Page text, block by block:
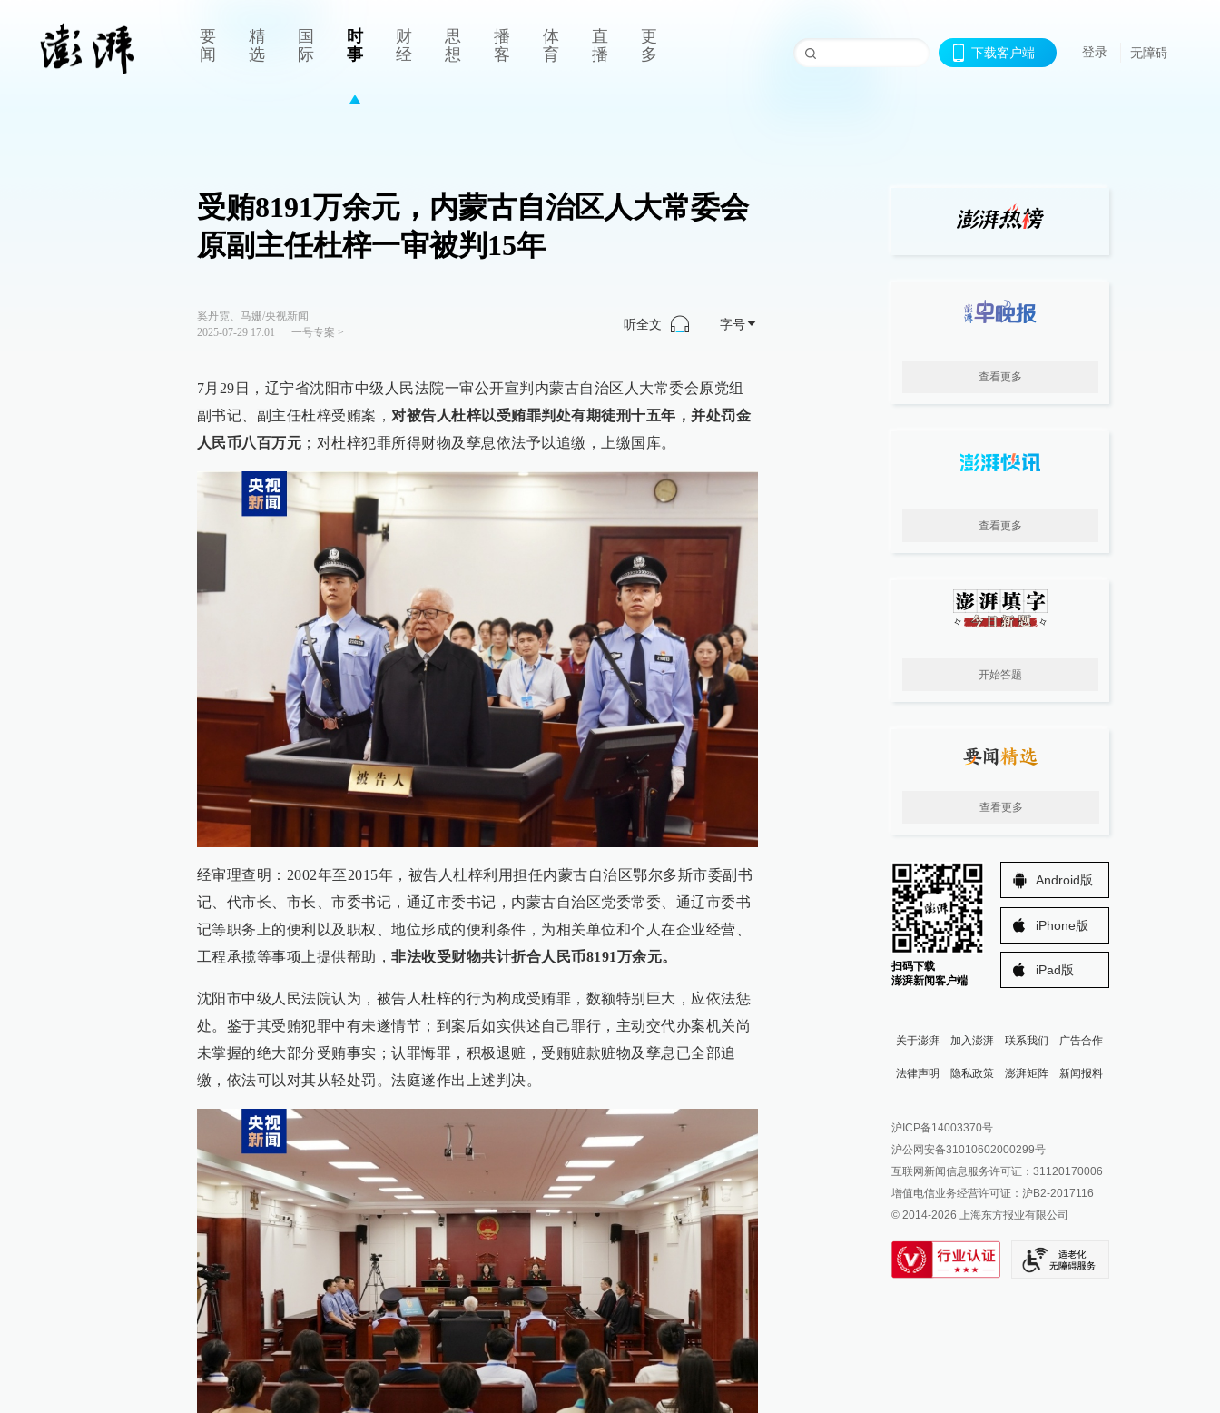
要
闻
精
选
国
际
时
事
财
经
思
想
播
客
体
育
直
播
更
多
下载客户端 登录 无障碍
受贿8191万余元，内蒙古自治区人大常委会
原副主任杜梓一审被判15年
奚丹霓、马姗/央视新闻
2025-07-29 17:01
一号专案 >
听全文 字号
7月29日，辽宁省沈阳市中级人民法院一审公开宣判内蒙古自治区人大常委会原党组
副书记、副主任杜梓受贿案， 对被告人杜梓以受贿罪判处有期徒刑十五年，并处罚金
人民币八百万元 ；对杜梓犯罪所得财物及孳息依法予以追缴，上缴国库。
经审理查明：2002年至2015年，被告人杜梓利用担任内蒙古自治区鄂尔多斯市委副书
记、代市长、市长、市委书记，通辽市委书记，内蒙古自治区党委常委、通辽市委书
记等职务上的便利以及职权、地位形成的便利条件，为相关单位和个人在企业经营、
工程承揽等事项上提供帮助， 非法收受财物共计折合人民币8191万余元。
沈阳市中级人民法院认为，被告人杜梓的行为构成受贿罪，数额特别巨大，应依法惩
处。鉴于其受贿犯罪中有未遂情节；到案后如实供述自己罪行，主动交代办案机关尚
未掌握的绝大部分受贿事实；认罪悔罪，积极退赃，受贿赃款赃物及孳息已全部追
缴，依法可以对其从轻处罚。法庭遂作出上述判决。
查看更多
查看更多
开始答题
查看更多
扫码下载
澎湃新闻客户端
Android版
iPhone版
iPad版
关于澎湃 加入澎湃 联系我们 广告合作
法律声明 隐私政策 澎湃矩阵
澎湃新闻公众号
澎湃新闻抖音号
派生万物开放平台
IP SHANGHAI
SIXTH TONE
新闻报料
报料邮箱: news@thepaper.cn
沪ICP备14003370号
沪公网安备31010602000299号
互联网新闻信息服务许可证：31120170006
增值电信业务经营许可证：沪B2-2017116
© 2014-2026 上海东方报业有限公司